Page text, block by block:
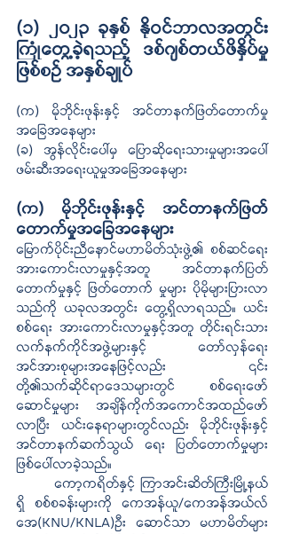
(၁) ၂၀၂၃ ခုနှစ် နိုဝင်ဘာလအတွင်း
ကြုံတွေ့ခဲ့ရသည့် ဒစ်ဂျစ်တယ်ဖိနှိပ်မှု
ဖြစ်စဉ် အနှစ်ချုပ်
(က) မိုဘိုင်းဖုန်းနှင့် အင်တာနက်ဖြတ်တောက်မှု
အခြေအနေများ
(ခ) အွန်လိုင်းပေါ်မှ ပြောဆိုရေးသားမှုများအပေါ်
ဖမ်းဆီးအရေးယူမှုအခြေအနေများ
(က) မိုဘိုင်းဖုန်းနှင့် အင်တာနက်ဖြတ်
တောက်မှုအခြေအနေများ
မြောက်ပိုင်းညီနောင်မဟာမိတ်သုံးဖွဲ့၏ စစ်ဆင်ရေး
အားကောင်းလာမှုနှင့်အတူ အင်တာနက်ပြတ်
တောက်မှုနှင့် ဖြတ်တောက် မှုများ ပိုမိုများပြားလာ
သည်ကို ယခုလအတွင်း တွေ့ရှိလာရသည်။ ယင်း
စစ်ရေး အားကောင်းလာမှုနှင့်အတူ တိုင်းရင်းသား
လက်နက်ကိုင်အဖွဲ့များနှင့် တော်လှန်ရေး
အင်အားစုများအနေဖြင့်လည်း ၎င်း
တို့၏သက်ဆိုင်ရာဒေသများတွင် စစ်ရေးဖော်
ဆောင်မှုများ အချိန်ကိုက်အကောင်အထည်ဖော်
လာပြီး ယင်းနေရာများတွင်လည်း မိုဘိုင်းဖုန်းနှင့်
အင်တာနက်ဆက်သွယ် ရေး ပြတ်တောက်မှုများ
ဖြစ်ပေါ်လာခဲ့သည်။
ကော့ကရိတ်နှင့် ကြာအင်းဆိတ်ကြီးမြို့နယ်
ရှိ စစ်စခန်းများကို ကေအန်ယူ/ကေအန်အယ်လ်
အေ(KNU/KNLA)ဦး ဆောင်သာ မဟာမိတ်များ